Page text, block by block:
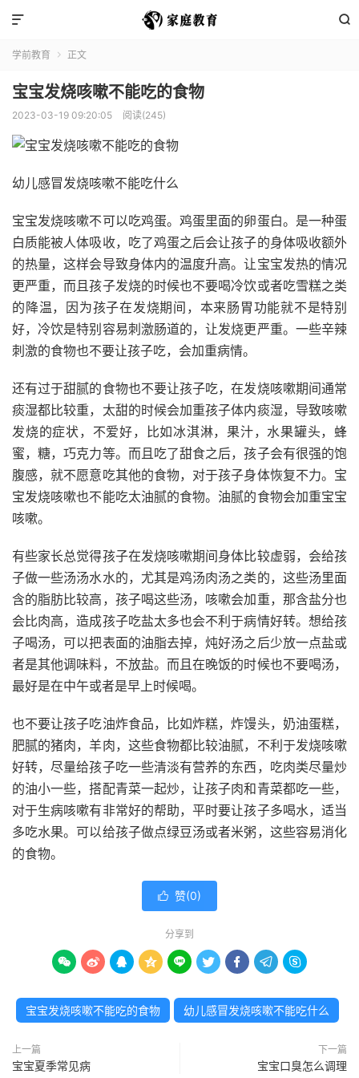


学前教育  正文
宝宝发烧咳嗽不能吃的食物
2023-03-19 09:20:05 阅读(245)
幼儿感冒发烧咳嗽不能吃什么
宝宝发烧咳嗽不可以吃鸡蛋。鸡蛋里面的卵蛋白。是一种蛋
白质能被人体吸收，吃了鸡蛋之后会让孩子的身体吸收额外
的热量，这样会导致身体内的温度升高。让宝宝发热的情况
更严重，而且孩子发烧的时候也不要喝冷饮或者吃雪糕之类
的降温，因为孩子在发烧期间，本来肠胃功能就不是特别
好，冷饮是特别容易刺激肠道的，让发烧更严重。一些辛辣
刺激的食物也不要让孩子吃，会加重病情。
还有过于甜腻的食物也不要让孩子吃，在发烧咳嗽期间通常
痰湿都比较重，太甜的时候会加重孩子体内痰湿，导致咳嗽
发烧的症状，不爱好，比如冰淇淋，果汁，水果罐头，蜂
蜜，糖，巧克力等。而且吃了甜食之后，孩子会有很强的饱
腹感，就不愿意吃其他的食物，对于孩子身体恢复不力。宝
宝发烧咳嗽也不能吃太油腻的食物。油腻的食物会加重宝宝
咳嗽。
有些家长总觉得孩子在发烧咳嗽期间身体比较虚弱，会给孩
子做一些汤汤水水的，尤其是鸡汤肉汤之类的，这些汤里面
含的脂肪比较高，孩子喝这些汤，咳嗽会加重，那含盐分也
会比肉高，造成孩子吃盐太多也会不利于病情好转。想给孩
子喝汤，可以把表面的油脂去掉，炖好汤之后少放一点盐或
者是其他调味料，不放盐。而且在晚饭的时候也不要喝汤，
最好是在中午或者是早上时候喝。
也不要让孩子吃油炸食品，比如炸糕，炸馒头，奶油蛋糕，
肥腻的猪肉，羊肉，这些食物都比较油腻，不利于发烧咳嗽
好转，尽量给孩子吃一些清淡有营养的东西，吃肉类尽量炒
的油小一些，搭配青菜一起炒，让孩子肉和青菜都吃一些，
对于生病咳嗽有非常好的帮助，平时要让孩子多喝水，适当
多吃水果。可以给孩子做点绿豆汤或者米粥，这些容易消化
的食物。
 赞(0)
分享到
        
宝宝发烧咳嗽不能吃的食物 幼儿感冒发烧咳嗽不能吃什么
上一篇
宝宝夏季常见病
下一篇
宝宝口臭怎么调理